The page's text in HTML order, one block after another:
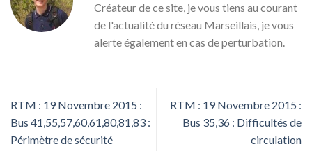
Créateur de ce site, je vous tiens au courant
de l'actualité du réseau Marseillais, je vous
alerte également en cas de perturbation.
RTM : 19 Novembre 2015 :
Bus 41,55,57,60,61,80,81,83 :
Périmètre de sécurité
RTM : 19 Novembre 2015 :
Bus 35,36 : Difficultés de
circulation